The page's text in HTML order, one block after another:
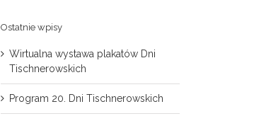
Ostatnie wpisy
Wirtualna wystawa plakatów Dni
Tischnerowskich
Program 20. Dni Tischnerowskich